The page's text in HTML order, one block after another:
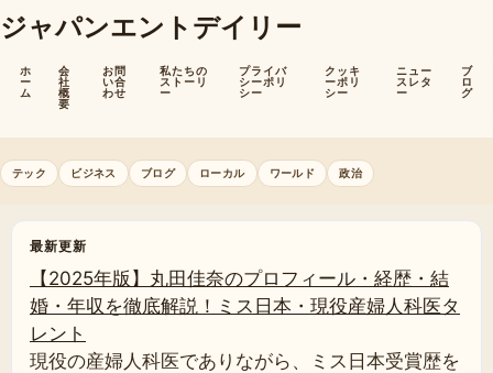
ジャパンエントデイリー
ホ
ー
ム
会
社
概
要
お問
い合
わせ
私たちの
ストーリ
ー
プライバ
シーポリ
シー
クッキ
ーポリ
シー
ニュー
スレタ
ー
ブ
ロ
グ
テック ビジネス ブログ ローカル ワールド 政治
最新更新
【2025年版】丸田佳奈のプロフィール・経歴・結
婚・年収を徹底解説！ミス日本・現役産婦人科医タ
レント
現役の産婦人科医でありながら、ミス日本受賞歴を